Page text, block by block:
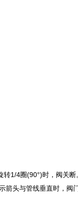
1/4圈(90°)时，阀关断
头与管线垂直时，阀